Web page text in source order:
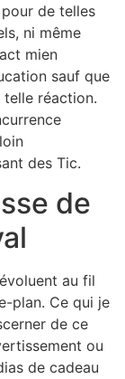
de telles
ni même
mien
sauf que
telle réaction.
des Tic.
de
au fil
plan. Ce qui je
de ce
ou
de cadeau